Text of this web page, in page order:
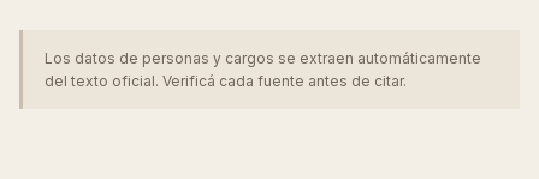
Los datos de personas y cargos se extraen automáticamente
del texto oficial. Verificá cada fuente antes de citar.